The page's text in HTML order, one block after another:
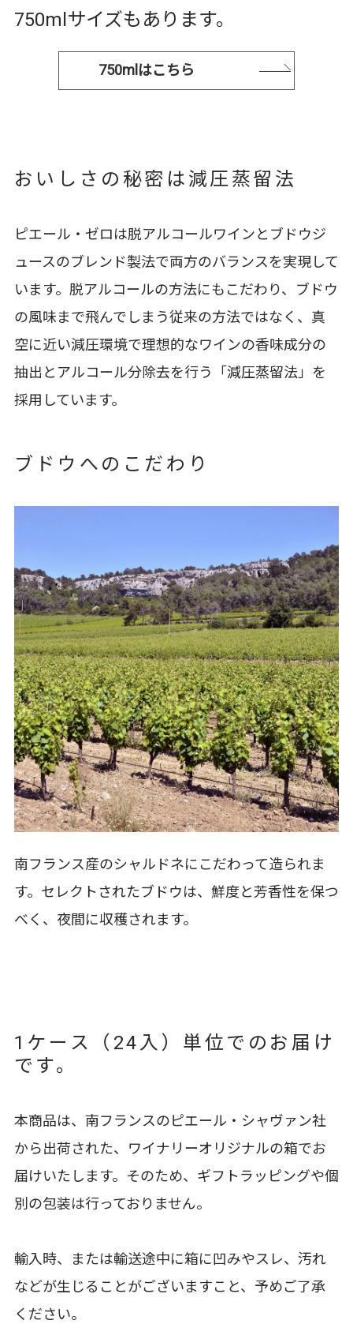
750mlサイズもあります。
750mlはこちら
おいしさの秘密は減圧蒸留法
ピエール・ゼロは脱アルコールワインとブドウジ
ュースのブレンド製法で両方のバランスを実現して
います。脱アルコールの方法にもこだわり、ブドウ
の風味まで飛んでしまう従来の方法ではなく、真
空に近い減圧環境で理想的なワインの香味成分の
抽出とアルコール分除去を行う「減圧蒸留法」を
採用しています。
ブドウへのこだわり
南フランス産のシャルドネにこだわって造られま
す。セレクトされたブドウは、鮮度と芳香性を保つ
べく、夜間に収穫されます。
1ケース（24入）単位でのお届け
です。
本商品は、南フランスのピエール・シャヴァン社
から出荷された、ワイナリーオリジナルの箱でお
届けいたします。そのため、ギフトラッピングや個
別の包装は行っておりません。
輸入時、または輸送途中に箱に凹みやスレ、汚れ
などが生じることがございますこと、予めご了承
ください。